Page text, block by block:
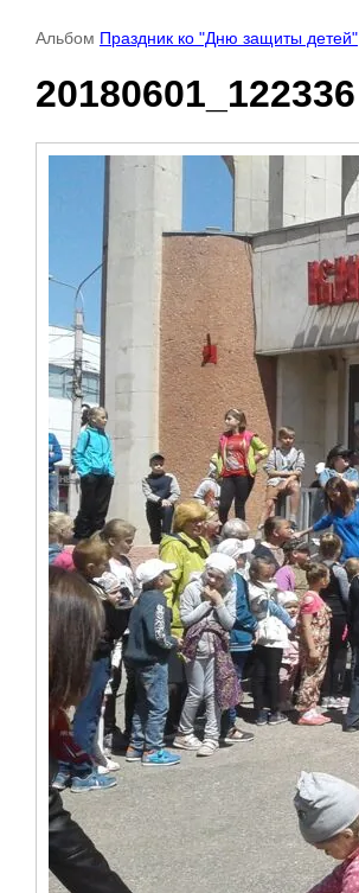
Альбом Праздник ко "Дню защиты детей"
20180601_122336